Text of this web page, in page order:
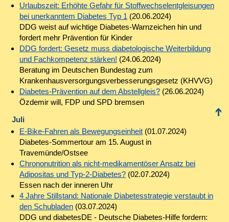
Urlaubszeit: Erhöhte Gefahr für Stoffwechselentgleisungen
bei unerkanntem Diabetes Typ 1 (20.06.2024)
DDG weist auf wichtige Diabetes-Warnzeichen hin und
fordert mehr Prävention für Kinder
DDG fordert: Gesetz muss diabetologische Weiterbildung
und Fachkompetenz stärken! (24.06.2024)
Beratung im Deutschen Bundestag zum
Krankenhausversorgungsverbesserungsgesetz (KHVVG)
Diabetes-Prävention auf dem Abstellgleis?(26.06.2024)
Özdemir will, FDP und SPD bremsen
Juli
E-Bike-Fahren als Bewegungseinheit(01.07.2024)
Diabetes-Sommertour am 15. August in
Travemünde/Ostsee
Chrononutrition als nicht-medikamentöser Ansatz bei
Adipositas und Typ-2-Diabetes?(02.07.2024)
Essen nach der inneren Uhr
4 Jahre Stillstand: Nationale Diabetesstrategie verstaubt in
den Schubladen(03.07.2024)
DDG und diabetesDE - Deutsche Diabetes-Hilfe fordern: